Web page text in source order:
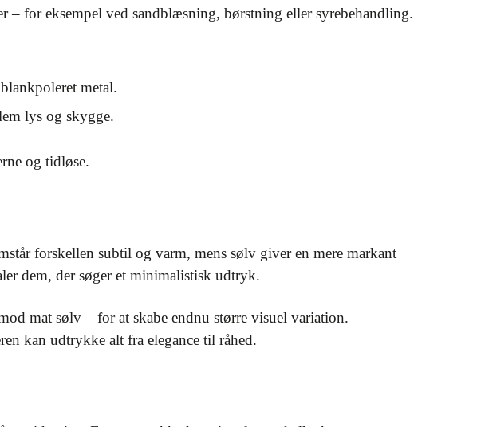
– for eksempel ved sandblæsning, børstning eller syrebehandling.
metal.
lys og skygge.
og tidløse.
forskellen subtil og varm, mens sølv giver en mere markant
dem, der søger et minimalistisk udtryk.
mat sølv – for at skabe endnu større visuel variation.
kan udtrykke alt fra elegance til råhed.